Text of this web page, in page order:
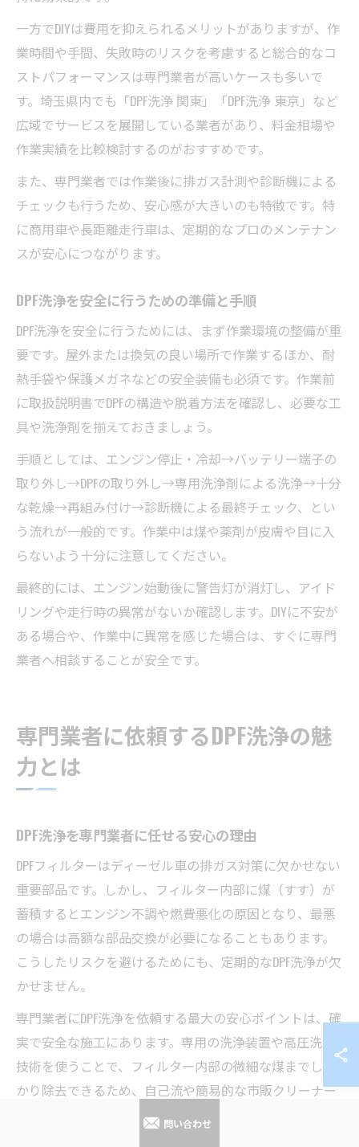
一方でDIYは費用を抑えられるメリットがありますが、作
業時間や手間、失敗時のリスクを考慮すると総合的なコ
ストパフォーマンスは専門業者が高いケースも多いで
す。埼玉県内でも「DPF洗浄 関東」「DPF洗浄 東京」など
広域でサービスを展開している業者があり、料金相場や
作業実績を比較検討するのがおすすめです。
また、専門業者では作業後に排ガス計測や診断機による
チェックも行うため、安心感が大きいのも特徴です。特
に商用車や長距離走行車は、定期的なプロのメンテナン
スが安心につながります。
DPF洗浄を安全に行うための準備と手順
DPF洗浄を安全に行うためには、まず作業環境の整備が重
要です。屋外または換気の良い場所で作業するほか、耐
熱手袋や保護メガネなどの安全装備も必須です。作業前
に取扱説明書でDPFの構造や脱着方法を確認し、必要な工
具や洗浄剤を揃えておきましょう。
手順としては、エンジン停止・冷却→バッテリー端子の
取り外し→DPFの取り外し→専用洗浄剤による洗浄→十分
な乾燥→再組み付け→診断機による最終チェック、とい
う流れが一般的です。作業中は煤や薬剤が皮膚や目に入
らないよう十分に注意してください。
最終的には、エンジン始動後に警告灯が消灯し、アイド
リングや走行時の異常がないか確認します。DIYに不安が
ある場合や、作業中に異常を感じた場合は、すぐに専門
業者へ相談することが安全です。
専門業者に依頼するDPF洗浄の魅
力とは
DPF洗浄を専門業者に任せる安心の理由
DPFフィルターはディーゼル車の排ガス対策に欠かせない
重要部品です。しかし、フィルター内部に煤（すす）が
蓄積するとエンジン不調や燃費悪化の原因となり、最悪
の場合は高額な部品交換が必要になることもあります。
こうしたリスクを避けるためにも、定期的なDPF洗浄が欠
かせません。
専門業者にDPF洗浄を依頼する最大の安心ポイントは、確
実で安全な施工にあります。専用の洗浄装置や高圧洗浄
技術を使うことで、フィルター内部の微細な煤までしっ
かり除去できるため、自己流や簡易的な市販クリーナー
では落としきれない汚れにも対応可能です。
問い合わせ